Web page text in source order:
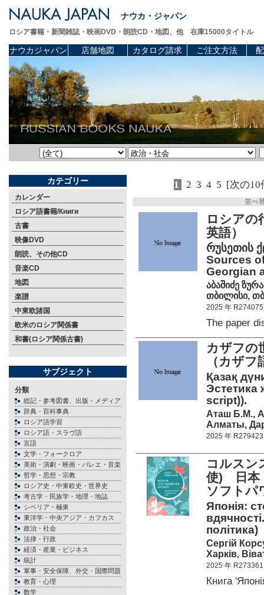
ナウカ・ジャパン
ロシア書籍・新聞雑誌・映画DVD・朗読CD・地図、他 在庫15000タイトル
ナウカジャパン 店舗地図 カタログ請求 ご注文方法
カテゴリー
カレンダー
ロシア語書籍/Книги
古書
映像DVD
朗読、その他CD
音楽CD
地図
楽譜
中東欧諸国
欧米のロシア関係書
和書(ロシア関係古書)
サブジェクト
分類
総記・参考図書、出版・メディア
辞典・百科事典
ロシア語学習
ロシア語・スラヴ語
言語
文学・フォークロア
美術・演劇・映画・バレエ・音楽
哲学・思想・宗教
ロシア史・中東欧史・世界史
考古学・民族学・地理・地誌
シベリア・極東
東洋学・中央アジア・カフカス
政治・社会
法律・行政
経済・産業・ビジネス
統計
軍事・安全保障、外交・国際問題
教育・心理
数学
1 2 3 4 5 [次の10
並べ
ロシアの
英語）
რუსეთის
Sources
Georgian
აბაშიძე
თბილისი,
2025 年 R274075
The paper
カザフの
（カザ
Қазақ
Эстетика
script)).
Аташ Б.М.,
Алматы,
2025 年 R279423
コルスン
使) 日本
ソフト
Японія:
політика)
Сергій
Харків,
2025 年 R273361
Книга